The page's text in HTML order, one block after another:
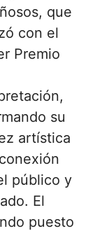
que
con el
Premio
su
artística
público y
El
puesto